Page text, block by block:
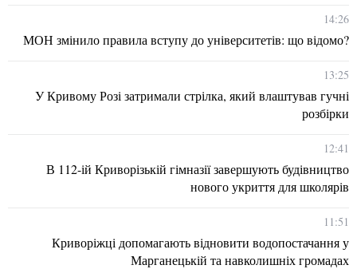
14:26
МОН змінило правила вступу до університетів: що відомо?
13:25
У Кривому Розі затримали стрілка, який влаштував гучні
розбірки
12:41
В 112-ій Криворізькій гімназії завершують будівництво
нового укриття для школярів
11:51
Криворіжці допомагають відновити водопостачання у
Марганецькій та навколишніх громадах